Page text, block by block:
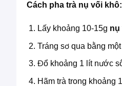
Cách pha trà nụ vối khô:
Lấy khoảng 10-15g nụ
Tráng sơ qua bằng
Đổ khoảng 1 lít nước
Hãm trà trong khoảng